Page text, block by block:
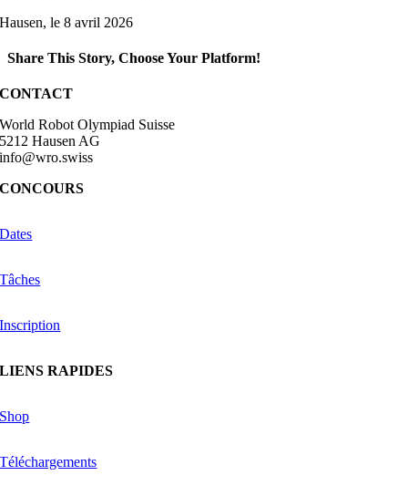
Hausen, le 8 avril 2026
Share This Story, Choose Your Platform!
Facebook
X
Reddit
LinkedIn
WhatsApp
Telegram
Tumblr
Pinterest
Vk
Xing
Email
CONTACT
World Robot Olympiad Suisse
5212 Hausen AG
info@wro.swiss
CONCOURS
Dates
Tâches
Inscription
LIENS RAPIDES
Shop
Téléchargements